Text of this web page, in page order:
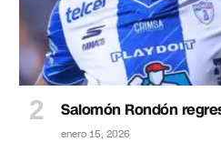
Salomón Rondón
enero 15, 2026